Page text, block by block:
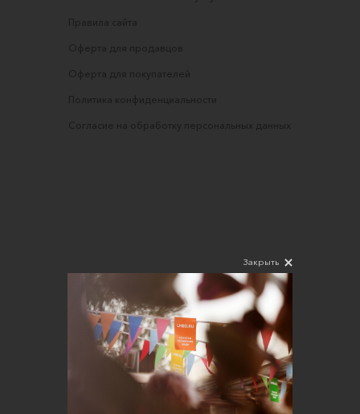
Правила сайта
Оферта для продавцов
Оферта для покупателей
Политика конфиденциальности
Согласие на обработку персональных данных
Закрыть